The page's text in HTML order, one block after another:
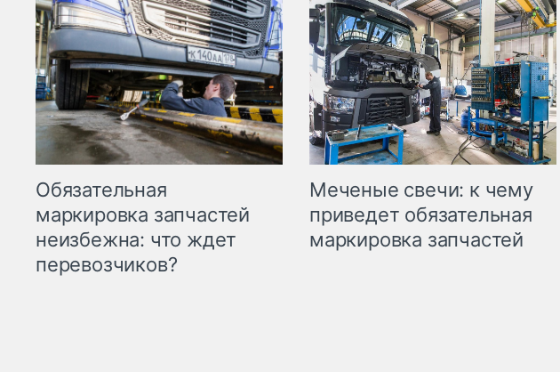
Обязательная
маркировка запчастей
неизбежна: что ждет
перевозчиков?
Меченые свечи: к чему
приведет обязательная
маркировка запчастей